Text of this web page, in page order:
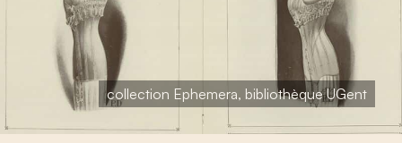
collection Ephemera, bibliothèque UGent